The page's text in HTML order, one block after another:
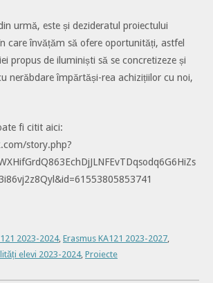
urmă, este și dezideratul proiectului
care învățăm să ofere oportunități, astfel
propus de iluminiști să se concretizeze și
nerăbdare împărtăși-rea achizițiilor cu noi,
fi citit aici:
story.php?
2023-2024, Erasmus KA121 2023-2027,
elevi 2023-2024, Proiecte